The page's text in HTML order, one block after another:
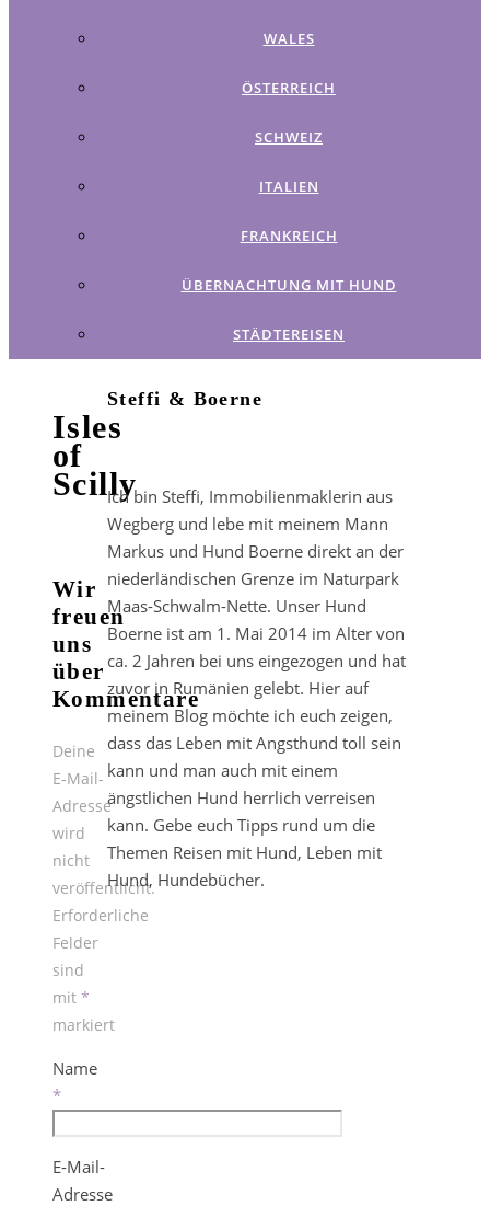
WALES
ÖSTERREICH
SCHWEIZ
ITALIEN
FRANKREICH
ÜBERNACHTUNG MIT HUND
STÄDTEREISEN
Isles
of
Scilly
Wir
freuen
uns
über
Kommentare
Deine
E-Mail-
Adresse
wird
nicht
veröffentlicht.
Erforderliche
Felder
sind
mit *
markiert
Name
*
E-Mail-
Adresse
Steffi & Boerne
Ich bin Steffi, Immobilienmaklerin aus
Wegberg und lebe mit meinem Mann
Markus und Hund Boerne direkt an der
niederländischen Grenze im Naturpark
Maas-Schwalm-Nette. Unser Hund
Boerne ist am 1. Mai 2014 im Alter von
ca. 2 Jahren bei uns eingezogen und hat
zuvor in Rumänien gelebt. Hier auf
meinem Blog möchte ich euch zeigen,
dass das Leben mit Angsthund toll sein
kann und man auch mit einem
ängstlichen Hund herrlich verreisen
kann. Gebe euch Tipps rund um die
Themen Reisen mit Hund, Leben mit
Hund, Hundebücher.